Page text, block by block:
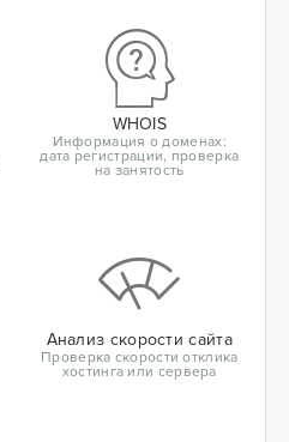
WHOIS
Информация о доменах:
дата регистрации, проверка
на занятость
Анализ скорости сайта
Проверка скорости отклика
хостинга или сервера